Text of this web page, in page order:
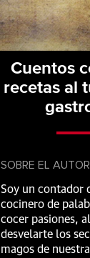
Cuentos
recetas al
SOBRE EL AUTOR
Soy un contador
cocinero de
cocer pasiones,
desvelarte los
magos de